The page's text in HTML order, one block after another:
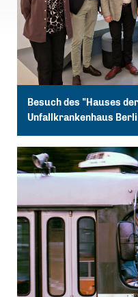
Besuch des "Hauses
Unfallkrankenhaus